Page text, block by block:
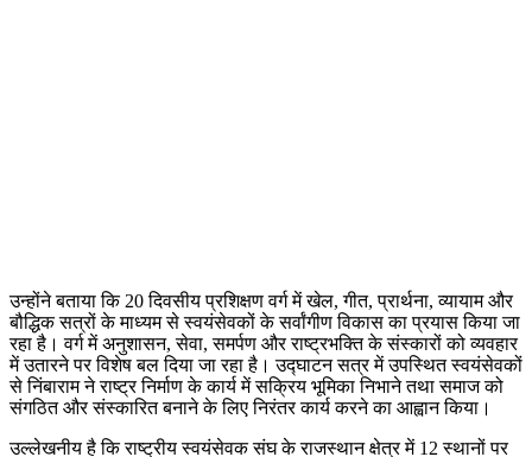
उन्होंने बताया कि 20 दिवसीय प्रशिक्षण वर्ग में खेल, गीत, प्रार्थना, व्यायाम और
बौद्धिक सत्रों के माध्यम से स्वयंसेवकों के सर्वांगीण विकास का प्रयास किया जा
रहा है। वर्ग में अनुशासन, सेवा, समर्पण और राष्ट्रभक्ति के संस्कारों को व्यवहार
में उतारने पर विशेष बल दिया जा रहा है। उद्घाटन सत्र में उपस्थित स्वयंसेवकों
से निंबाराम ने राष्ट्र निर्माण के कार्य में सक्रिय भूमिका निभाने तथा समाज को
संगठित और संस्कारित बनाने के लिए निरंतर कार्य करने का आह्वान किया।
उल्लेखनीय है कि राष्ट्रीय स्वयंसेवक संघ के राजस्थान क्षेत्र में 12 स्थानों पर